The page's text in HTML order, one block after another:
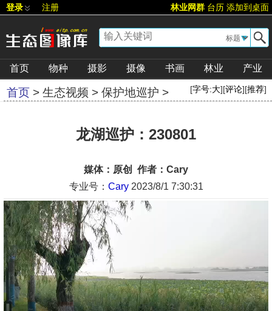
登录 注册 林业网群 台历 添加到桌面
▼
首页 物种 摄影 摄像 书画 林业 产业
首页 > 生态视频 > 保护地巡护 > [字号:大][评论][推荐]
龙湖巡护：230801
媒体：原创 作者：Cary
专业号： Cary 2023/8/1 7:30:31